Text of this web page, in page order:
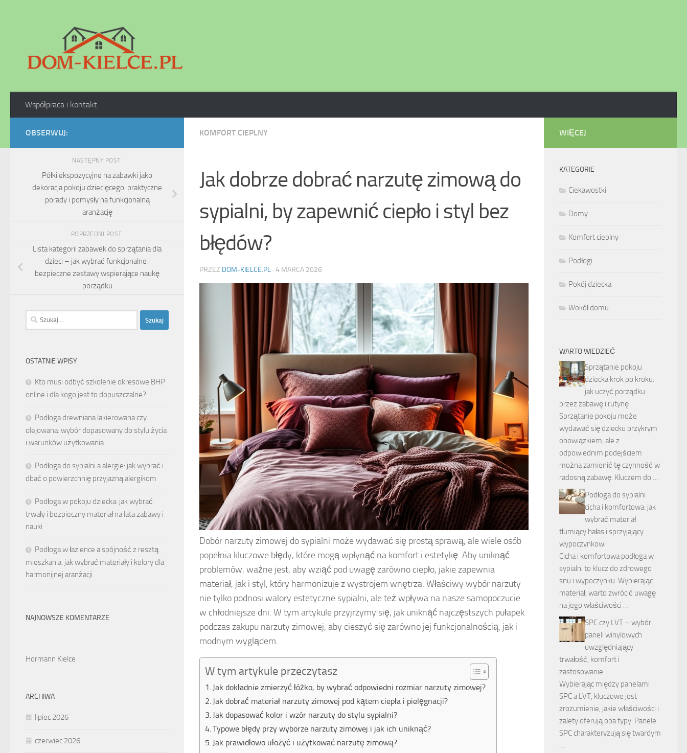
Współpraca i kontakt
KOMFORT CIEPLNY
Jak dobrze dobrać narzutę zimową do
sypialni, by zapewnić ciepło i styl bez
błędów?
PRZEZ DOM-KIELCE.PL · 4 MARCA 2026
Dobór narzuty zimowej do sypialni może wydawać się prostą sprawą, ale wiele osób
popełnia kluczowe błędy, które mogą wpłynąć na komfort i estetykę. Aby uniknąć
problemów, ważne jest, aby wziąć pod uwagę zarówno ciepło, jakie zapewnia
materiał, jak i styl, który harmonizuje z wystrojem wnętrza. Właściwy wybór narzuty
nie tylko podnosi walory estetyczne sypialni, ale też wpływa na nasze samopoczucie
w chłodniejsze dni. W tym artykule przyjrzymy się, jak uniknąć najczęstszych pułapek
podczas zakupu narzuty zimowej, aby cieszyć się zarówno jej funkcjonalnością, jak i
modnym wyglądem.
W tym artykule przeczytasz
Jak dokładnie zmierzyć łóżko, by wybrać odpowiedni rozmiar narzuty zimowej?
Jak dobrać materiał narzuty zimowej pod kątem ciepła i pielęgnacji?
Jak dopasować kolor i wzór narzuty do stylu sypialni?
Typowe błędy przy wyborze narzuty zimowej i jak ich uniknąć?
Jak prawidłowo ułożyć i użytkować narzutę zimową?
OBSERWUJ:
NASTĘPNY POST
Półki ekspozycyjne na zabawki jako
dekoracja pokoju dziecięcego: praktyczne
porady i pomysły na funkcjonalną
aranżację
POPRZEDNI POST
Lista kategorii zabawek do sprzątania dla
dzieci – jak wybrać funkcjonalne i
bezpieczne zestawy wspierające naukę
porządku
Szukaj:
OSTATNIE WPISY
Kto musi odbyć szkolenie okresowe BHP
online i dla kogo jest to dopuszczalne?
Podłoga drewniana lakierowana czy
olejowana: wybór dopasowany do stylu życia
i warunków użytkowania
Podłoga do sypialni a alergie: jak wybrać i
dbać o powierzchnię przyjazną alergikom
Podłoga w pokoju dziecka: jak wybrać
trwały i bezpieczny materiał na lata zabawy i
nauki
Podłoga w łazience a spójność z resztą
mieszkania: jak wybrać materiały i kolory dla
harmonijnej aranżacji
NAJNOWSZE KOMENTARZE
Hormann Kielce
ARCHIWA
lipiec 2026
czerwiec 2026
WIĘCEJ
KATEGORIE
Ciekawostki
Domy
Komfort cieplny
Podłogi
Pokój dziecka
Wokół domu
WARTO WIEDZIEĆ
Sprzątanie pokoju
dziecka krok po kroku:
jak uczyć porządku
przez zabawę i rutynę
Sprzątanie pokoju może
wydawać się dziecku przykrym
obowiązkiem, ale z
odpowiednim podejściem
można zamienić tę czynność w
radosną zabawę. Kluczem do …
Podłoga do sypialni
cicha i komfortowa: jak
wybrać materiał
tłumiący hałas i sprzyjający
wypoczynkowi
Cicha i komfortowa podłoga w
sypialni to klucz do zdrowego
snu i wypoczynku. Wybierając
materiał, warto zwrócić uwagę
na jego właściwości …
SPC czy LVT – wybór
paneli winylowych
uwzględniający
trwałość, komfort i
zastosowanie
Wybierając między panelami
SPC a LVT, kluczowe jest
zrozumienie, jakie właściwości i
zalety oferują oba typy. Panele
SPC charakteryzują się twardym
…